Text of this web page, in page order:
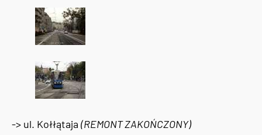
-> ul. Kołłątaja (REMONT ZAKOŃCZONY)